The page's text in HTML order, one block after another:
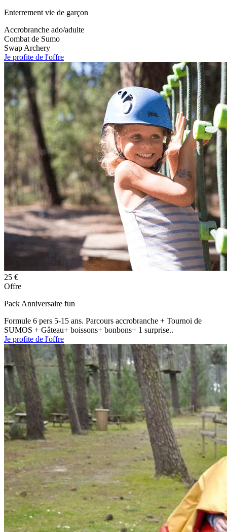
Enterrement vie de garçon
Accrobranche ado/adulte
Combat de Sumo
Swap Archery
Je profite de l'offre
25 €
Offre
Pack Anniversaire fun
Formule 6 pers 5-15 ans. Parcours accrobranche + Tournoi de
SUMOS + Gâteau+ boissons+ bonbons+ 1 surprise..
Je profite de l'offre